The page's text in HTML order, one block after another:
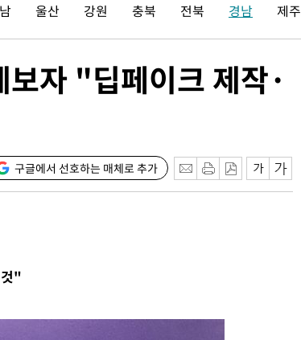
울산 강원 충북 전북 경남 제주
자 "딥페이크 제작·
구글에서 선호하는 매체로 추가
"